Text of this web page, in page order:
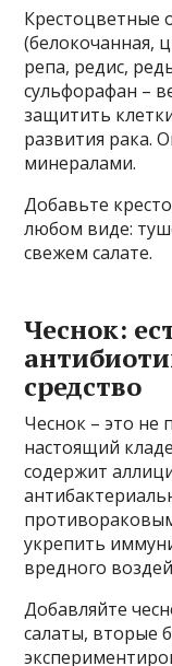
Крестоцветные
(белокочанная,
репа, редис,
сульфорафан –
защитить
развития рака.
минералами.
Добавьте
любом виде:
свежем салате.
Чеснок:
средство
Чеснок – это не
настоящий
содержит
укрепить
вредного
Добавляйте
салаты, вторые